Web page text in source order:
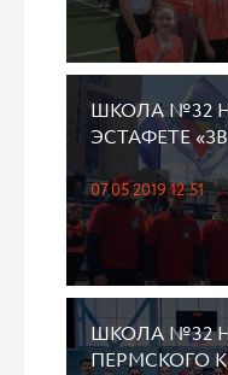
ШКОЛА №32
ЭСТАФЕТЕ
07.05.2019 12:51
ШКОЛА №32
ПЕРМСКОГО